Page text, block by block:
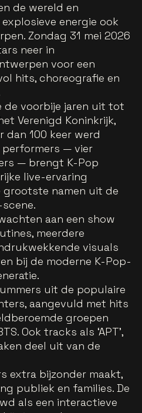
de wereld en
energie ook
Zondag 31 mei 2026
neer in
voor een
hits, choreografie en
de voorbije jaren uit tot
Verenigd Koninkrijk,
dan 100 keer werd
— vier
— brengt K-Pop
live-ervaring
namen uit de
aan een show
meerdere
visuals
bij de moderne K-Pop-
uit de populaire
aangevuld met hits
groepen
Ook tracks als ‘APT’,
deel uit van de
extra bijzonder maakt,
publiek en families. De
als een interactieve